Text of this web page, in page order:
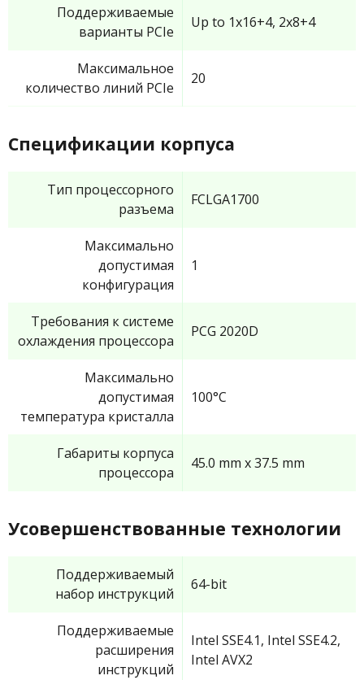
Поддерживаемые
варианты PCIe
Up to 1x16+4, 2x8+4
Максимальное
количество линий PCIe
20
Спецификации корпуса
Тип процессорного
разъема
FCLGA1700
Максимально
допустимая
конфигурация
1
Требования к системе
охлаждения процессора
PCG 2020D
Максимально
допустимая
температура кристалла
100°C
Габариты корпуса
процессора
45.0 mm x 37.5 mm
Усовершенствованные технологии
Поддерживаемый
набор инструкций
64-bit
Поддерживаемые
расширения
инструкций
Intel SSE4.1, Intel SSE4.2,
Intel AVX2